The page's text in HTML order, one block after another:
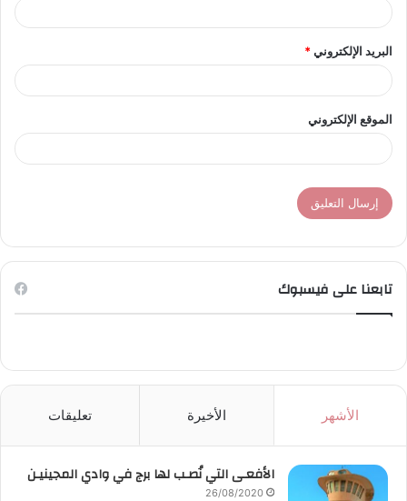
البريد الإلكتروني*
الموقع الإلكتروني
تابعنا على فيسبوك
الأشهر الأخيرة تعليقات
الأفعـى التي نُصـب لها برج في وادي المجينيـن
26/08/2020